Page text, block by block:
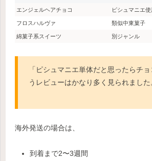
エンジェルヘアチョコ ピシュマニエ使
フロスハルヴァ 類似中東菓子
綿菓子系スイーツ 別ジャンル
「ピシュマニエ単体だと思ったらチ
うレビューはかなり多く見られました
海外発送の場合は、
到着まで2〜3週間